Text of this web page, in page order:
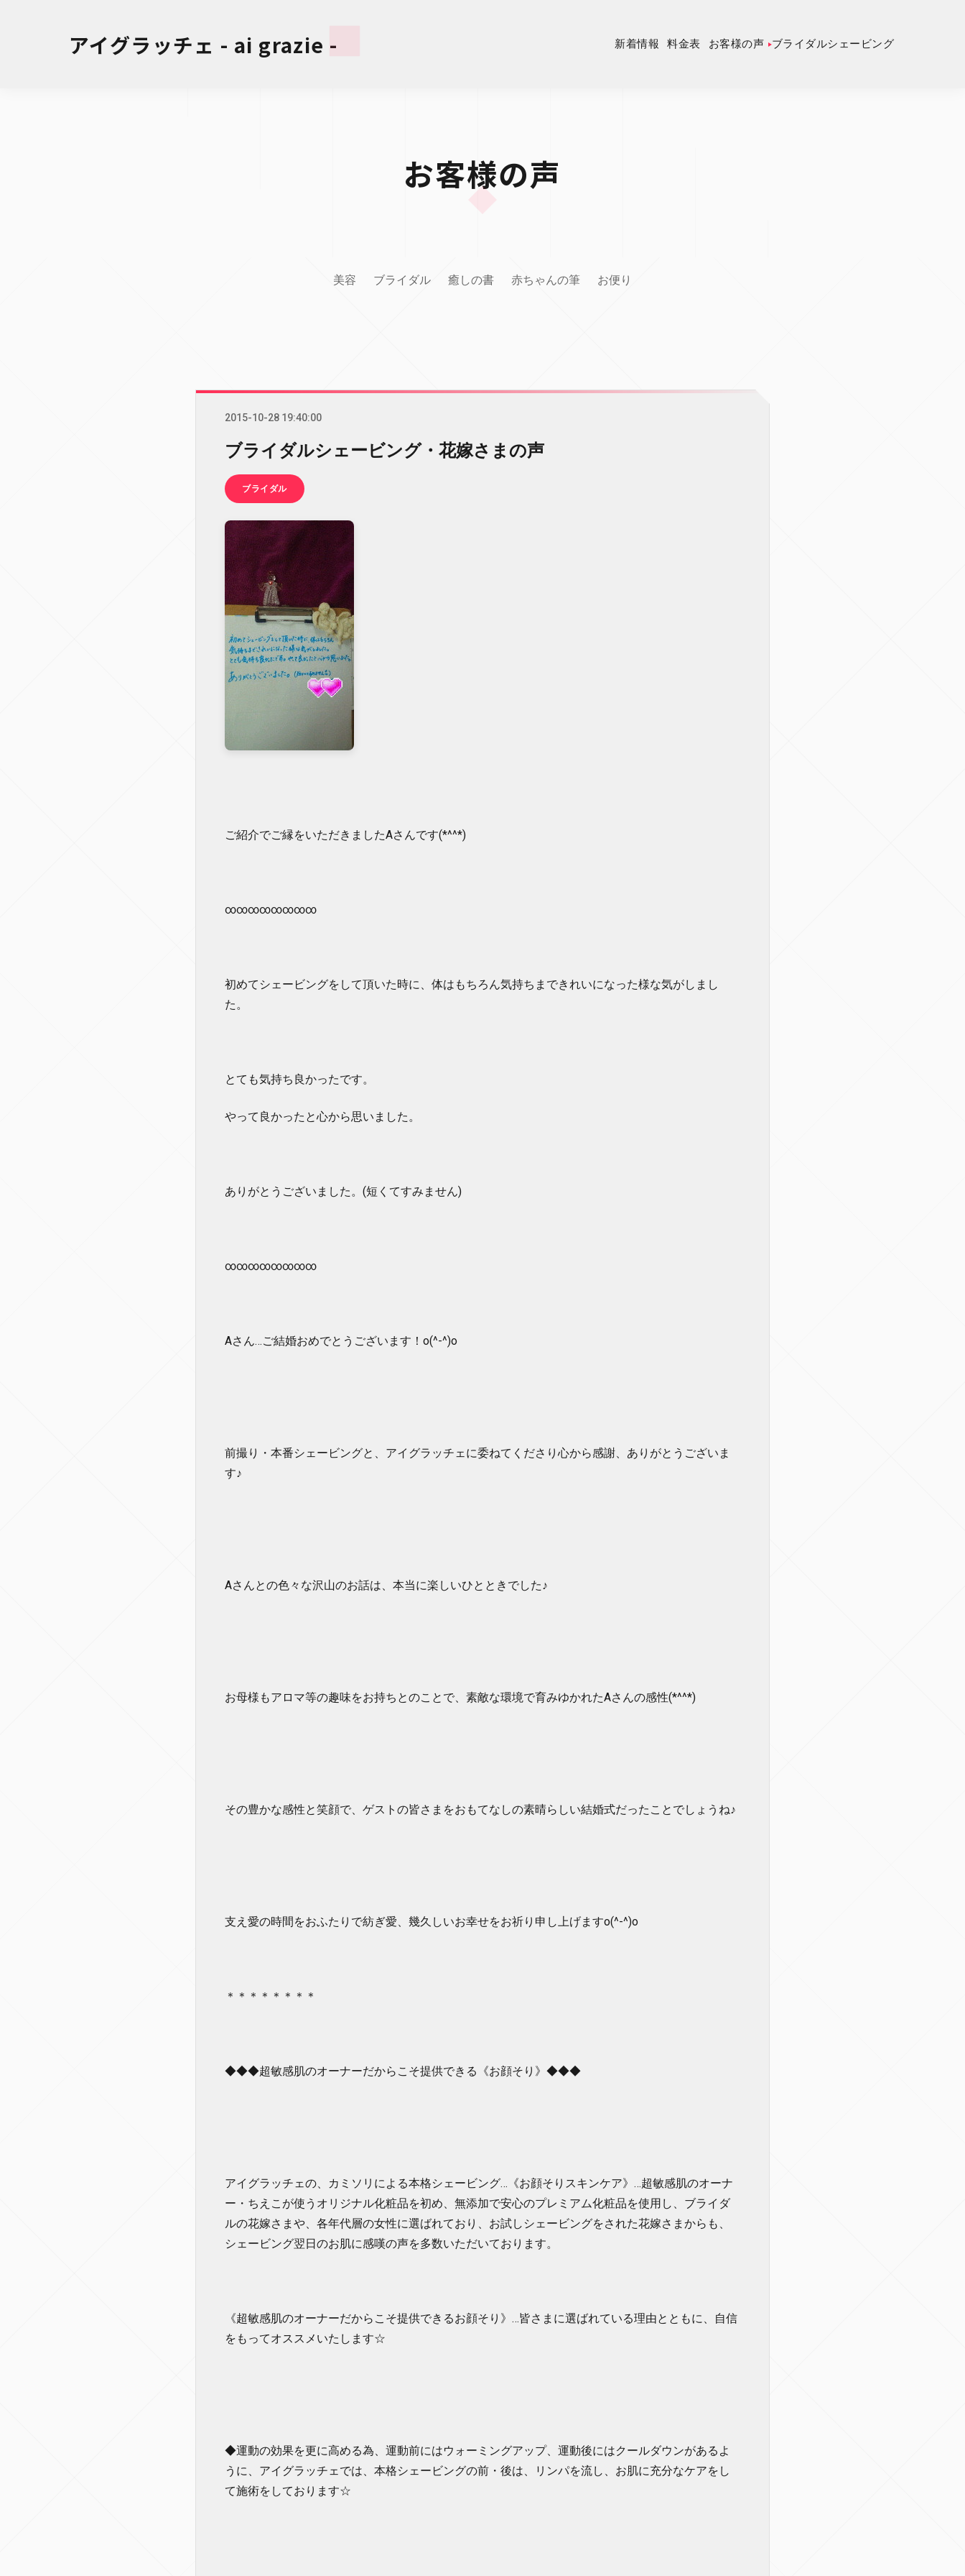
アイグラッチェ - ai grazie - 新着情報 料金表 お客様の声 ブライダルシェービング
お客様の声
美容 ブライダル 癒しの書 赤ちゃんの筆 お便り
2015-10-28 19:40:00
ブライダルシェービング・花嫁さまの声
ブライダル
ご紹介でご縁をいただきましたAさんです(*^^*)
∞∞∞∞∞∞∞∞
初めてシェービングをして頂いた時に、体はもちろん気持ちまできれいになった様な気がしまし
た。
とても気持ち良かったです。
やって良かったと心から思いました。
ありがとうございました。(短くてすみません)
∞∞∞∞∞∞∞∞
Aさん…ご結婚おめでとうございます！o(^-^)o
前撮り・本番シェービングと、アイグラッチェに委ねてくださり心から感謝、ありがとうございま
す♪
Aさんとの色々な沢山のお話は、本当に楽しいひとときでした♪
お母様もアロマ等の趣味をお持ちとのことで、素敵な環境で育みゆかれたAさんの感性(*^^*)
その豊かな感性と笑顔で、ゲストの皆さまをおもてなしの素晴らしい結婚式だったことでしょうね♪
支え愛の時間をおふたりで紡ぎ愛、幾久しいお幸せをお祈り申し上げますo(^-^)o
＊＊＊＊＊＊＊＊
◆◆◆超敏感肌のオーナーだからこそ提供できる《お顔そり》◆◆◆
アイグラッチェの、カミソリによる本格シェービング…《お顔そりスキンケア》…超敏感肌のオーナ
ー・ちえこが使うオリジナル化粧品を初め、無添加で安心のプレミアム化粧品を使用し、ブライダ
ルの花嫁さまや、各年代層の女性に選ばれており、お試しシェービングをされた花嫁さまからも、
シェービング翌日のお肌に感嘆の声を多数いただいております。
《超敏感肌のオーナーだからこそ提供できるお顔そり》…皆さまに選ばれている理由とともに、自信
をもってオススメいたします☆
◆運動の効果を更に高める為、運動前にはウォーミングアップ、運動後にはクールダウンがあるよ
うに、アイグラッチェでは、本格シェービングの前・後は、リンパを流し、お肌に充分なケアをし
て施術をしております☆